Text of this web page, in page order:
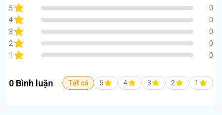
Thương hiệu Zebra – Tiêu chuẩn toàn cầu cho máy
in công nghiệp
Zebra 110Xi4 là dòng máy in công nghiệp được sử dụng
Độ bền cao
Linh kiện chất lượng
5
0
4
0
3
0
2
0
1
0
0 Bình luận Tất cả 5 4 3 2 1